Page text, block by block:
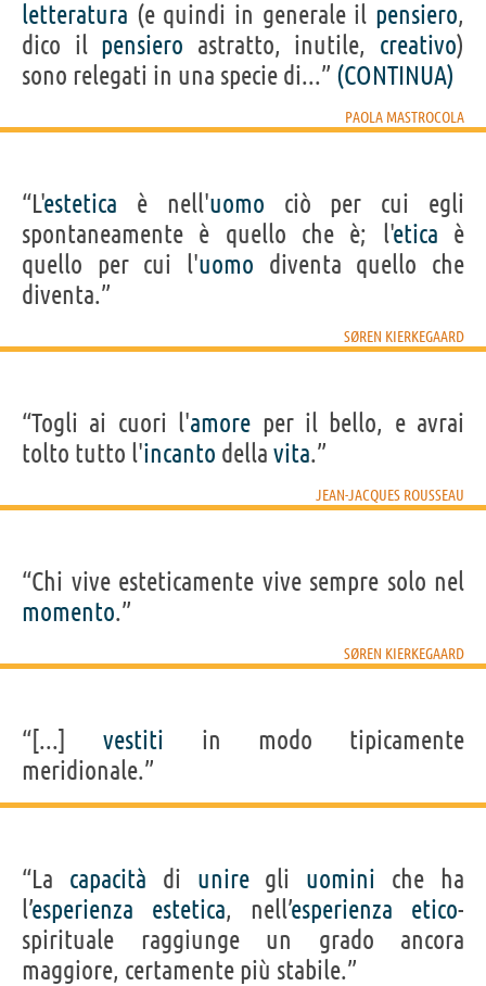
letteratura (e quindi in generale il pensiero,
dico il pensiero astratto, inutile, creativo)
sono relegati in una specie di...” (CONTINUA)
PAOLA MASTROCOLA
“L'estetica è nell'uomo ciò per cui egli
spontaneamente è quello che è; l'etica è
quello per cui l'uomo diventa quello che
diventa.”
SØREN KIERKEGAARD
“Togli ai cuori l'amore per il bello, e avrai
tolto tutto l'incanto della vita.”
JEAN-JACQUES ROUSSEAU
“Chi vive esteticamente vive sempre solo nel
momento.”
SØREN KIERKEGAARD
“[...]vestiti in modo tipicamente
meridionale.”
“La capacità di uniregli uomini che ha
l’esperienza estetica, nell’esperienza etico-
spirituale raggiunge un grado ancora
maggiore, certamente più stabile.”